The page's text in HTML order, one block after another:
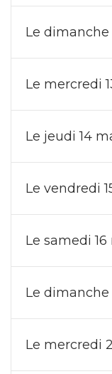
Le dimanche
Le mercredi
Le jeudi 14
Le vendredi
Le samedi 16
Le dimanche
Le mercredi